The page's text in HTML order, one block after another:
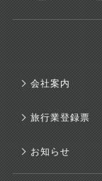
会社案内
旅行業登録票
お知らせ